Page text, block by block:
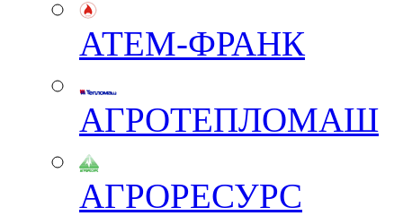
АТЕМ-ФРАНК
АГРОТЕПЛОМАШ
АГРОРЕСУРС